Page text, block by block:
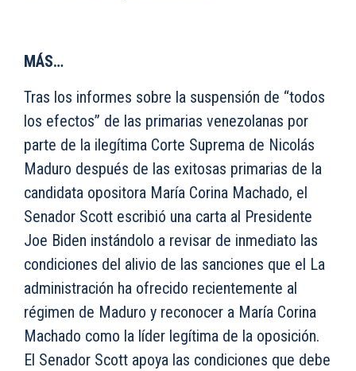
MÁS…
Tras los informes sobre la suspensión de “todos
los efectos” de las primarias venezolanas por
parte de la ilegítima Corte Suprema de Nicolás
Maduro después de las exitosas primarias de la
candidata opositora María Corina Machado, el
Senador Scott escribió una carta al Presidente
Joe Biden instándolo a revisar de inmediato las
condiciones del alivio de las sanciones que el La
administración ha ofrecido recientemente al
régimen de Maduro y reconocer a María Corina
Machado como la líder legítima de la oposición.
El Senador Scott apoya las condiciones que debe